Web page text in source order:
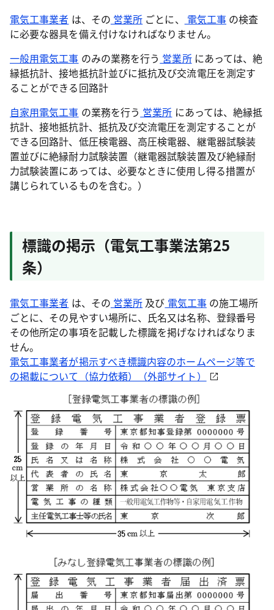
電気工事業者 は、その 営業所 ごとに、 電気工事 の検査
に必要な器具を備え付けなければなりません。
一般用電気工事 のみの業務を行う 営業所にあっては、絶
縁抵抗計、接地抵抗計並びに抵抗及び交流電圧を測定す
ることができる回路計
自家用電気工事 の業務を行う 営業所 にあっては、絶縁抵
抗計、接地抵抗計、抵抗及び交流電圧を測定することが
できる回路計、低圧検電器、高圧検電器、継電器試験装
置並びに絶縁耐力試験装置（継電器試験装置及び絶縁耐
力試験装置にあっては、必要なときに使用し得る措置が
講じられているものを含む。）
標識の掲示（電気工事業法第25
条）
電気工事業者 は、その 営業所 及び 電気工事の施工場所
ごとに、その見やすい場所に、氏名又は名称、登録番号
その他所定の事項を記載した標識を掲げなければなりま
せん。
電気工事業者が掲示すべき標識内容のホームページ等で
の掲載について（協力依頼）（外部サイト）